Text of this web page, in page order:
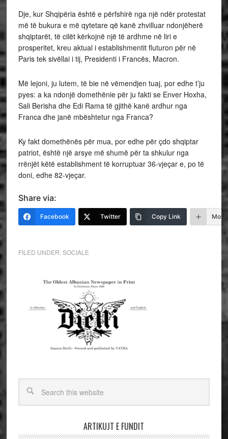
Dje, kur Shqipëria është e përfshirë nga një ndër protestat
më të bukura e më qytetare që kanë zhvilluar ndonjëherë
shqiptarët, të cilët kërkojnë një të ardhme në liri e
prosperitet, kreu aktual i establishmentit fluturon për në
Paris tek sivëllai i tij, Presidenti i Francës, Macron.
Më lejoni, ju lutem, të bie në vëmendjen tuaj, por edhe t’ju
pyes: a ka ndonjë domethënie për ju fakti se Enver Hoxha,
Sali Berisha dhe Edi Rama të gjithë kanë ardhur nga
Franca dhe janë mbështetur nga Franca?
Ky fakt domethënës për mua, por edhe për çdo shqiptar
patriot, është një arsye më shumë për ta shkulur nga
rrënjët këtë establishment të korruptuar 36-vjeçar e, po të
doni, edhe 82-vjeçar.
Share via:
Facebook Twitter Copy Link More
FILED UNDER:SOCIALE
ARTIKUJT E FUNDIT